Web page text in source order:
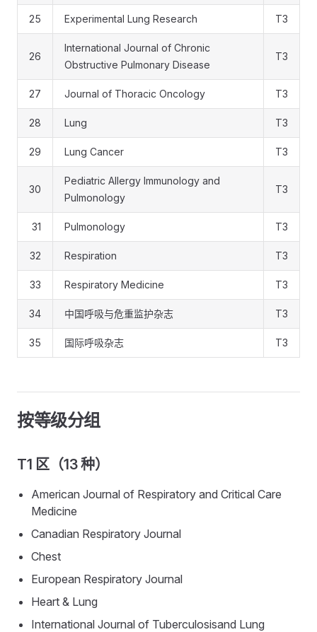
25 Experimental Lung Research T3
26
International Journal of Chronic
Obstructive Pulmonary Disease
T3
27 Journal of Thoracic Oncology T3
28 Lung T3
29 Lung Cancer T3
30
Pediatric Allergy Immunology and
Pulmonology
T3
31 Pulmonology T3
32 Respiration T3
33 Respiratory Medicine T3
34 中国呼吸与危重监护杂志 T3
35 国际呼吸杂志 T3
按等级分组
T1 区（13 种）
American Journal of Respiratory and Critical Care
Medicine
Canadian Respiratory Journal
Chest
European Respiratory Journal
Heart & Lung
International Journal of Tuberculosisand Lung